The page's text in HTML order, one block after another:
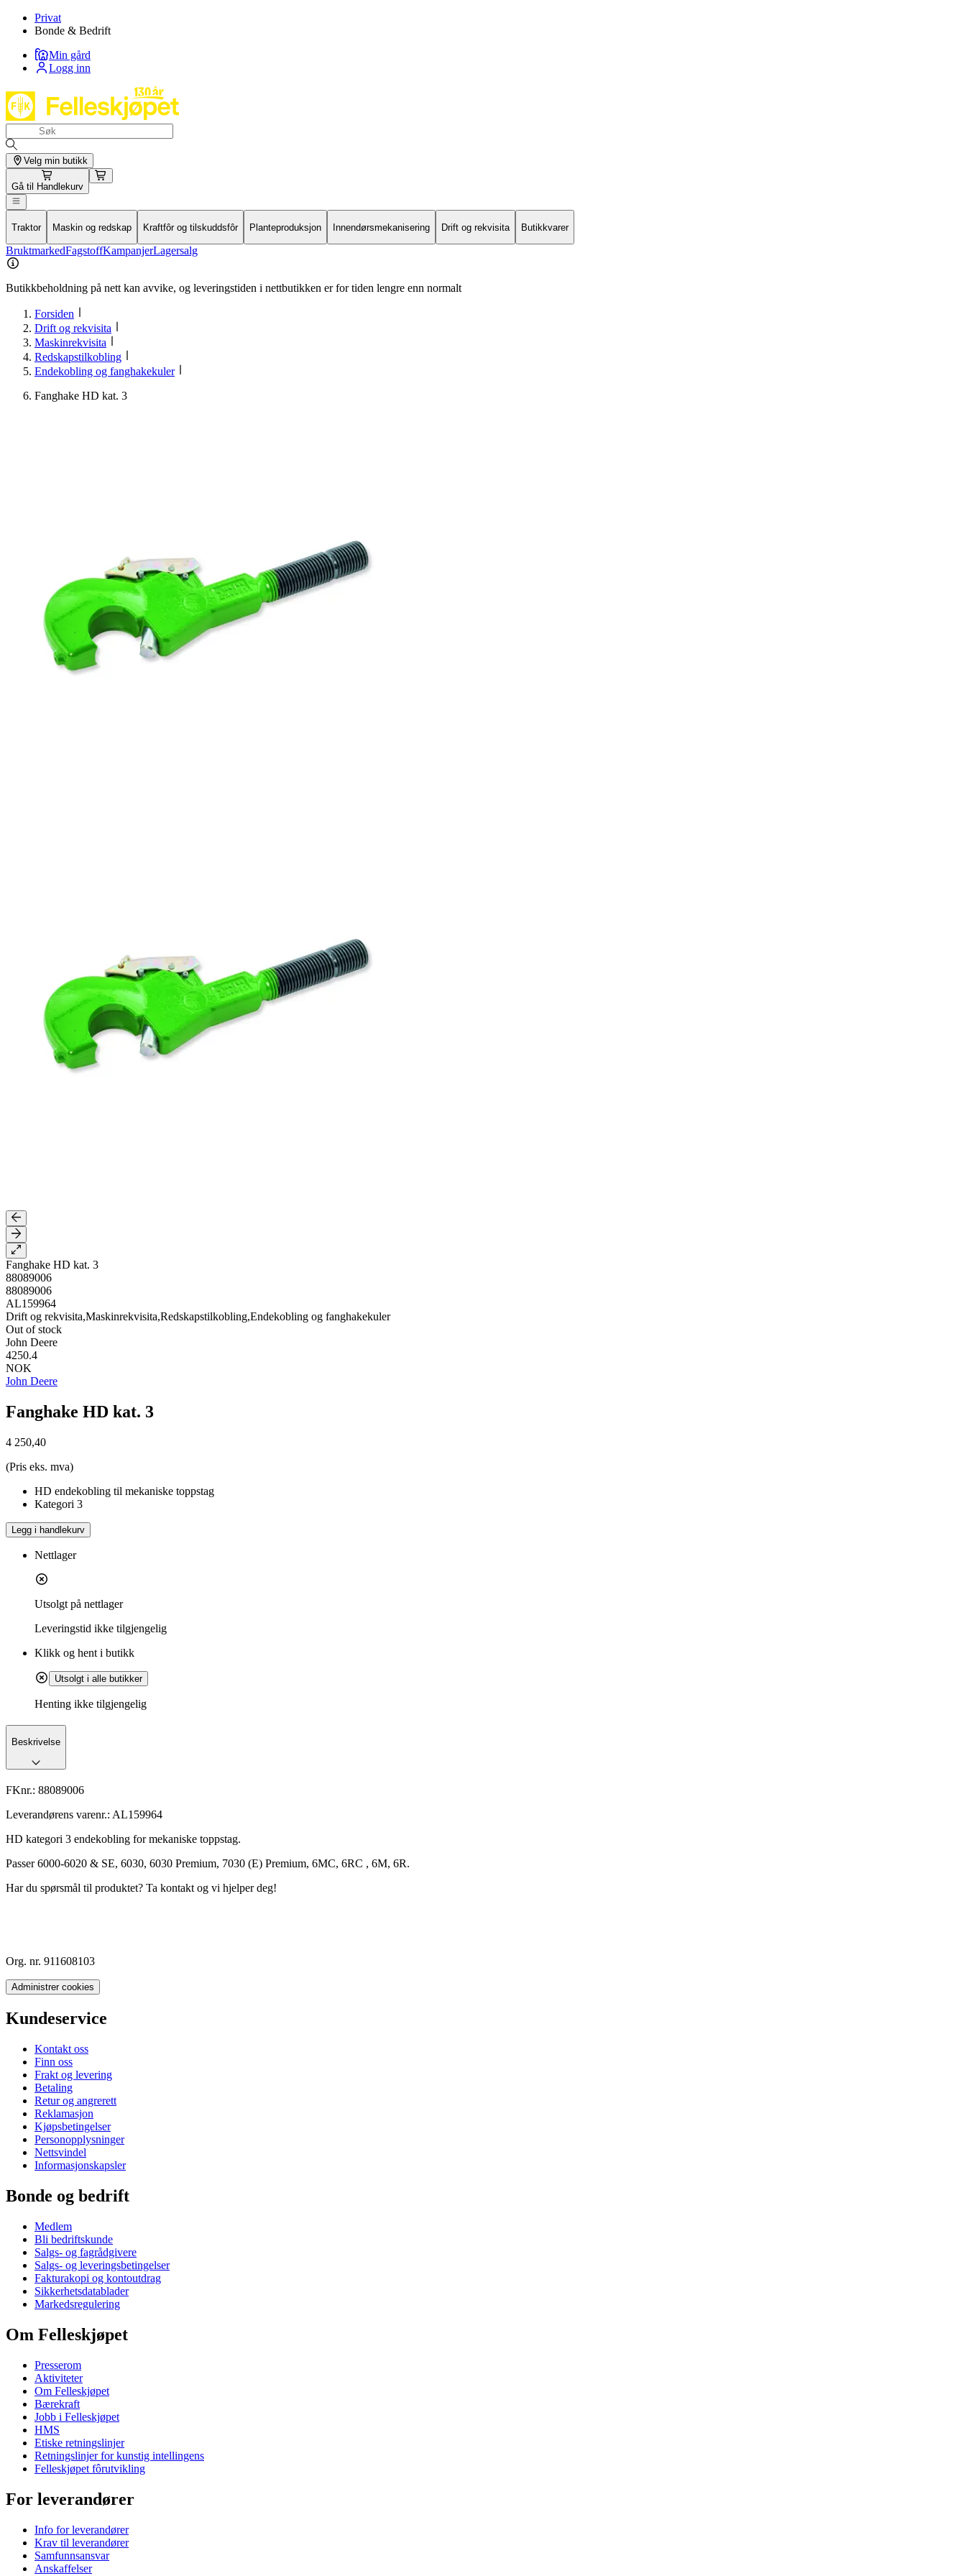
Privat
Bonde & Bedrift
Min gård
Logg inn
Velg min butikk
Gå til Handlekurv
Traktor Maskin og redskap Kraftfôr og tilskuddsfôr Planteproduksjon Innendørsmekanisering Drift og rekvisita Butikkvarer
BruktmarkedFagstoffKampanjerLagersalg
Butikkbeholdning på nett kan avvike, og leveringstiden i nettbutikken er for tiden lengre enn normalt
Forsiden
Drift og rekvisita
Maskinrekvisita
Redskapstilkobling
Endekobling og fanghakekuler
Fanghake HD kat. 3
Fanghake HD kat. 3
88089006
88089006
AL159964
Drift og rekvisita,Maskinrekvisita,Redskapstilkobling,Endekobling og fanghakekuler
Out of stock
John Deere
4250.4
NOK
John Deere
Fanghake HD kat. 3
4 250,40
(Pris eks. mva)
HD endekobling til mekaniske toppstag
Kategori 3
Legg i handlekurv
Nettlager
Utsolgt på nettlager
Leveringstid ikke tilgjengelig
Klikk og hent i butikk
Utsolgt i alle butikker
Henting ikke tilgjengelig
Beskrivelse
FKnr.: 88089006
Leverandørens varenr.: AL159964
HD kategori 3 endekobling for mekaniske toppstag.
Passer 6000-6020 & SE, 6030, 6030 Premium, 7030 (E) Premium, 6MC, 6RC , 6M, 6R.
Har du spørsmål til produktet? Ta kontakt og vi hjelper deg!
Org. nr. 911608103
Administrer cookies
Kundeservice
Kontakt oss
Finn oss
Frakt og levering
Betaling
Retur og angrerett
Reklamasjon
Kjøpsbetingelser
Personopplysninger
Nettsvindel
Informasjonskapsler
Bonde og bedrift
Medlem
Bli bedriftskunde
Salgs- og fagrådgivere
Salgs- og leveringsbetingelser
Fakturakopi og kontoutdrag
Sikkerhetsdatablader
Markedsregulering
Om Felleskjøpet
Presserom
Aktiviteter
Om Felleskjøpet
Bærekraft
Jobb i Felleskjøpet
HMS
Etiske retningslinjer
Retningslinjer for kunstig intellingens
Felleskjøpet fôrutvikling
For leverandører
Info for leverandører
Krav til leverandører
Samfunnsansvar
Anskaffelser